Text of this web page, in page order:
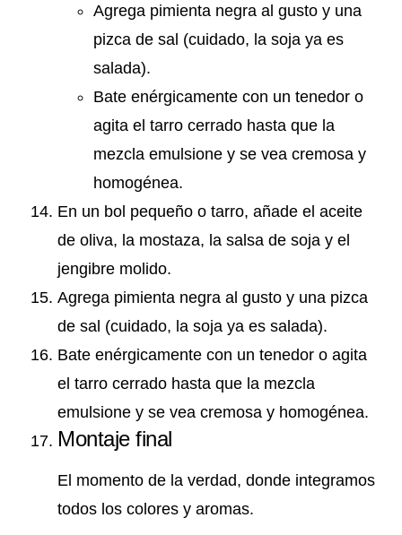
Agrega pimienta negra al gusto y una
pizca de sal (cuidado, la soja ya es
salada).
Bate enérgicamente con un tenedor o
agita el tarro cerrado hasta que la
mezcla emulsione y se vea cremosa y
homogénea.
En un bol pequeño o tarro, añade el aceite
de oliva, la mostaza, la salsa de soja y el
jengibre molido.
Agrega pimienta negra al gusto y una pizca
de sal (cuidado, la soja ya es salada).
Bate enérgicamente con un tenedor o agita
el tarro cerrado hasta que la mezcla
emulsione y se vea cremosa y homogénea.
Montaje final
El momento de la verdad, donde integramos
todos los colores y aromas.